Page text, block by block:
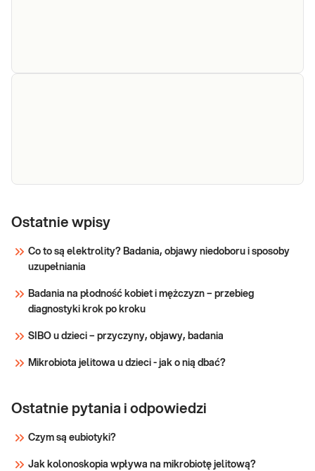
wazopresyny.
Ostatnie wpisy
Co to są elektrolity? Badania, objawy niedoboru i sposoby
uzupełniania
Badania na płodność kobiet i mężczyzn – przebieg
diagnostyki krok po kroku
SIBO u dzieci – przyczyny, objawy, badania
Mikrobiota jelitowa u dzieci - jak o nią dbać?
Ostatnie pytania i odpowiedzi
Czym są eubiotyki?
Jak kolonoskopia wpływa na mikrobiotę jelitową?